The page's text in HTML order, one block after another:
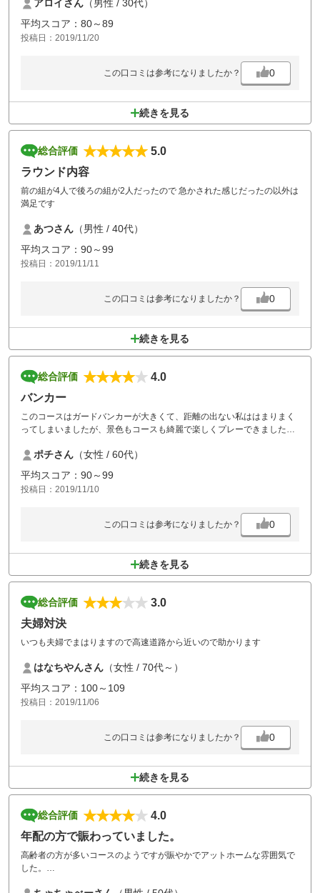
アロイさん （男性 / 30代）
平均スコア：80～89
投稿日：2019/11/20
この口コミは参考になりましたか？ 0
続きを見る
総合評価
5.0
ラウンド内容
前の組が4人で後ろの組が2人だったので 急かされた感じだったの以外は
満足です
あつさん （男性 / 40代）
平均スコア：90～99
投稿日：2019/11/11
この口コミは参考になりましたか？ 0
続きを見る
総合評価
4.0
バンカー
このコースはガードバンカーが大きくて、距離の出ない私ははまりまく
ってしまいましたが、景色もコースも綺麗で楽しくプレーできました。
ポチさん （女性 / 60代）
平均スコア：90～99
投稿日：2019/11/10
この口コミは参考になりましたか？ 0
続きを見る
総合評価
3.0
夫婦対決
いつも夫婦でまはりますので高速道路から近いので助かります
はなちやんさん （女性 / 70代～）
平均スコア：100～109
投稿日：2019/11/06
この口コミは参考になりましたか？ 0
続きを見る
総合評価
4.0
年配の方で賑わっていました。
高齢者の方が多いコースのようですが賑やかでアットホームな雰囲気で
した。